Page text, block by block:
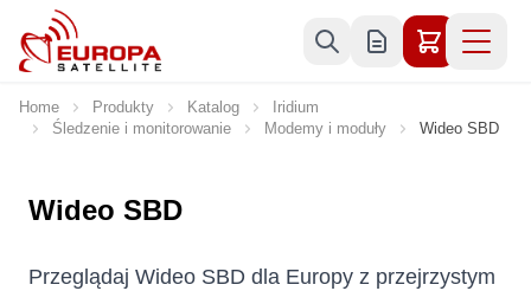
Skip to Content
Home Produkty Katalog
Iridium
Śledzenie i monitorowanie
Modemy i moduły Wideo SBD
Wideo SBD
Przeglądaj Wideo SBD dla Europy z przejrzystym